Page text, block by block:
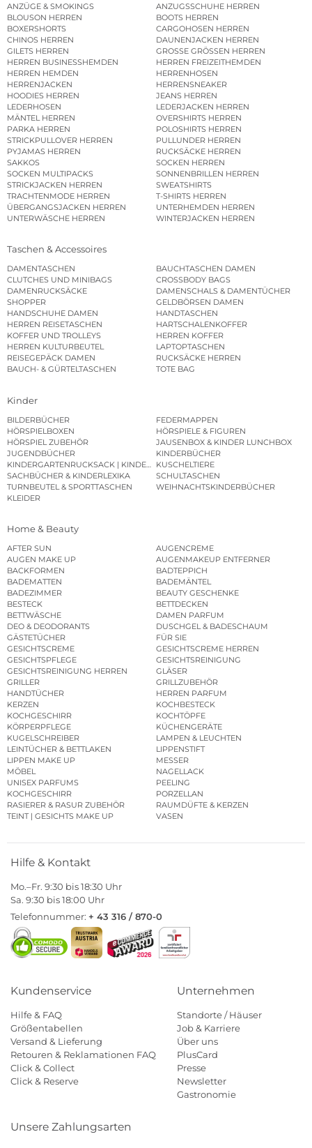
ANZÜGE & SMOKINGS
ANZUGSSCHUHE HERREN
BLOUSON HERREN
BOOTS HERREN
BOXERSHORTS
CARGOHOSEN HERREN
CHINOS HERREN
DAUNENJACKEN HERREN
GILETS HERREN
GROSSE GRÖSSEN HERREN
HERREN BUSINESSHEMDEN
HERREN FREIZEITHEMDEN
HERREN HEMDEN
HERRENHOSEN
HERRENJACKEN
HERRENSNEAKER
HOODIES HERREN
JEANS HERREN
LEDERHOSEN
LEDERJACKEN HERREN
MÄNTEL HERREN
OVERSHIRTS HERREN
PARKA HERREN
POLOSHIRTS HERREN
STRICKPULLOVER HERREN
PULLUNDER HERREN
PYJAMAS HERREN
RUCKSÄCKE HERREN
SAKKOS
SOCKEN HERREN
SOCKEN MULTIPACKS
SONNENBRILLEN HERREN
STRICKJACKEN HERREN
SWEATSHIRTS
TRACHTENMODE HERREN
T-SHIRTS HERREN
ÜBERGANGSJACKEN HERREN
UNTERHEMDEN HERREN
UNTERWÄSCHE HERREN
WINTERJACKEN HERREN
Taschen & Accessoires
DAMENTASCHEN
BAUCHTASCHEN DAMEN
CLUTCHES UND MINIBAGS
CROSSBODY BAGS
DAMENRUCKSÄCKE
DAMENSCHALS & DAMENTÜCHER
SHOPPER
GELDBÖRSEN DAMEN
HANDSCHUHE DAMEN
HANDTASCHEN
HERREN REISETASCHEN
HARTSCHALENKOFFER
KOFFER UND TROLLEYS
HERREN KOFFER
HERREN KULTURBEUTEL
LAPTOPTASCHEN
REISEGEPÄCK DAMEN
RUCKSÄCKE HERREN
BAUCH- & GÜRTELTASCHEN
TOTE BAG
Kinder
BILDERBÜCHER
FEDERMAPPEN
HÖRSPIELBOXEN
HÖRSPIELE & FIGUREN
HÖRSPIEL ZUBEHÖR
JAUSENBOX & KINDER LUNCHBOX
JUGENDBÜCHER
KINDERBÜCHER
KINDERGARTENRUCKSACK | KINDERGARTENBEUTEL
KUSCHELTIERE
SACHBÜCHER & KINDERLEXIKA
SCHULTASCHEN
TURNBEUTEL & SPORTTASCHEN
WEIHNACHTSKINDERBÜCHER
KLEIDER
Home & Beauty
AFTER SUN
AUGENCREME
AUGEN MAKE UP
AUGENMAKEUP ENTFERNER
BACKFORMEN
BADTEPPICH
BADEMATTEN
BADEMÄNTEL
BADEZIMMER
BEAUTY GESCHENKE
BESTECK
BETTDECKEN
BETTWÄSCHE
DAMEN PARFUM
DEO & DEODORANTS
DUSCHGEL & BADESCHAUM
GÄSTETÜCHER
FÜR SIE
GESICHTSCREME
GESICHTSCREME HERREN
GESICHTSPFLEGE
GESICHTSREINIGUNG
GESICHTSREINIGUNG HERREN
GLÄSER
GRILLER
GRILLZUBEHÖR
HANDTÜCHER
HERREN PARFUM
KERZEN
KOCHBESTECK
KOCHGESCHIRR
KOCHTÖPFE
KÖRPERPFLEGE
KÜCHENGERÄTE
KUGELSCHREIBER
LAMPEN & LEUCHTEN
LEINTÜCHER & BETTLAKEN
LIPPENSTIFT
LIPPEN MAKE UP
MESSER
MÖBEL
NAGELLACK
UNISEX PARFUMS
PEELING
KOCHGESCHIRR
PORZELLAN
RASIERER & RASUR ZUBEHÖR
RAUMDÜFTE & KERZEN
TEINT | GESICHTS MAKE UP
VASEN
Hilfe & Kontakt
Mo.–Fr. 9:30 bis 18:30 Uhr
Sa. 9:30 bis 18:00 Uhr
Telefonnummer: + 43 316 / 870-0
Kundenservice
Hilfe & FAQ
Größentabellen
Versand & Lieferung
Retouren & Reklamationen FAQ
Click & Collect
Click & Reserve
Unternehmen
Standorte / Häuser
Job & Karriere
Über uns
PlusCard
Presse
Newsletter
Gastronomie
Unsere Zahlungsarten